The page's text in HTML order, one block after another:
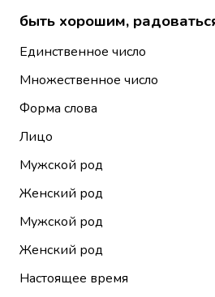
быть хорошим,
Единственное число
Множественное число
Форма слова
Лицо
Мужской род
Женский род
Мужской род
Женский род
Настоящее время